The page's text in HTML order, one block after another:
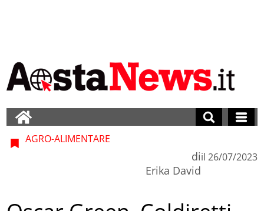
AGRO-ALIMENTARE
di
Erika David
il 26/07/2023